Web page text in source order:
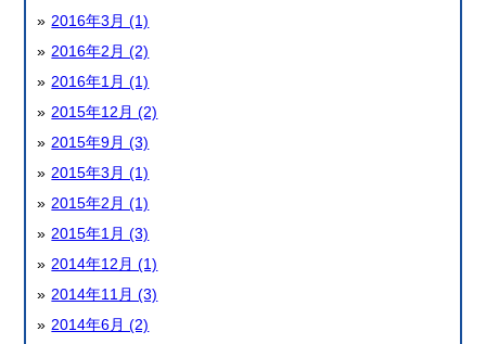
2016年3月 (1)
2016年2月 (2)
2016年1月 (1)
2015年12月 (2)
2015年9月 (3)
2015年3月 (1)
2015年2月 (1)
2015年1月 (3)
2014年12月 (1)
2014年11月 (3)
2014年6月 (2)